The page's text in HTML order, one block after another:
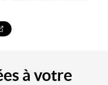
à votre